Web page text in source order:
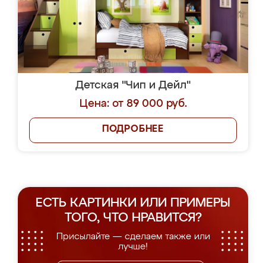
Детская "Чип и Дейл"
Цена: от 89 000 руб.
ПОДРОБНЕЕ
ЕСТЬ КАРТИНКИ ИЛИ ПРИМЕРЫ
ТОГО, ЧТО НРАВИТСЯ?
Присылайте — сделаем также или
лучше!